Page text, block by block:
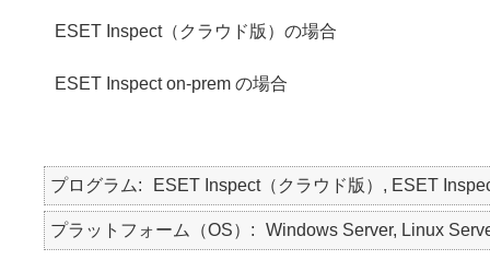
ESET Inspect（クラウド版）の場合
ESET Inspect on-prem の場合
プログラム ESET Inspect（クラウド版）, ESET
プラットフォーム（OS） Windows Server, Linux